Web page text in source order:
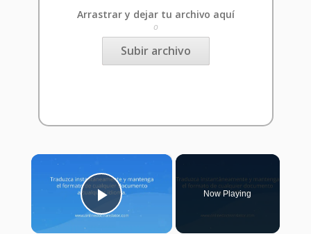
Arrastrar y dejar tu archivo aquí
o
Subir archivo
×
Play Video
Now Playing